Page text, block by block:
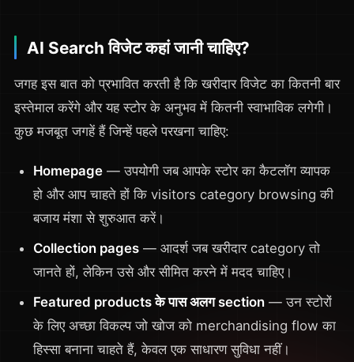
AI Search विजेट कहां जानी चाहिए?
जगह इस बात को प्रभावित करती है कि खरीदार विजेट का कितनी बार
इस्तेमाल करेंगे और यह स्टोर के अनुभव में कितनी स्वाभाविक लगेगी।
कुछ मजबूत जगहें हैं जिन्हें पहले परखना चाहिए:
Homepage— उपयोगी जब आपके स्टोर का कैटलॉग व्यापक
हो और आप चाहते हों कि visitors category browsing की
बजाय मंशा से शुरुआत करें।
Collection pages— आदर्श जब खरीदार category तो
जानते हों, लेकिन उसे और सीमित करने में मदद चाहिए।
Featured products के पास अलग section— उन स्टोरों
के लिए अच्छा विकल्प जो खोज को merchandising flow का
हिस्सा बनाना चाहते हैं, केवल एक साधारण सुविधा नहीं।